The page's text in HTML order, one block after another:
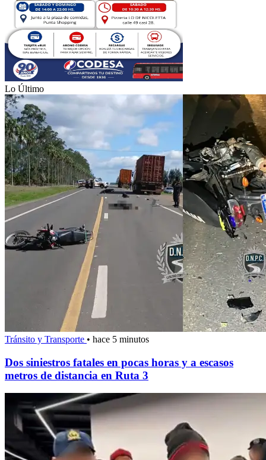
Lo Último
Tránsito y Transporte • hace 5 minutos
Dos siniestros fatales en pocas horas y a escasos
metros de distancia en Ruta 3